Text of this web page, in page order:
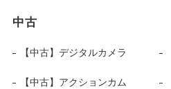
中古
【中古】デジタルカメラ
【中古】アクションカム